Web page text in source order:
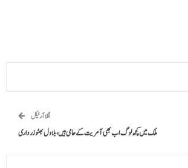
اگلا آرٹیکل
ملک میں کچھ لوگ اب بھی آمریت کے حامی ہیں، بلاول بھٹو زرداری